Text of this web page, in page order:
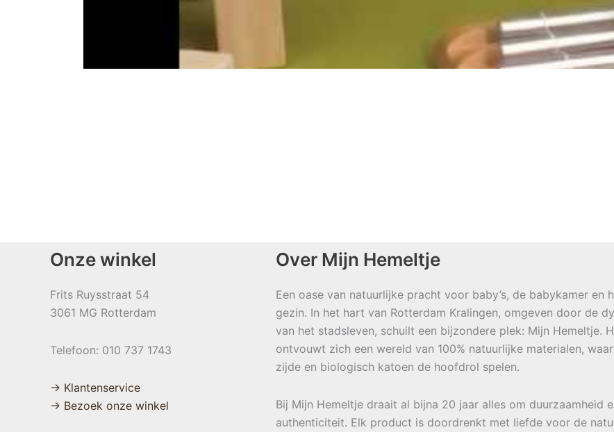
Onze winkel
Frits Ruysstraat 54
3061 MG Rotterdam
Telefoon: 010 737 1743
→ Klantenservice
→ Bezoek onze winkel
Over Mijn Hemeltje
Een oase van natuurlijke pracht voor baby’s, de babykamer en
gezin. In het hart van Rotterdam Kralingen, omgeven door de
van het stadsleven, schuilt een bijzondere plek: Mijn Hemeltje.
ontvouwt zich een wereld van 100% natuurlijke materialen,
zijde en biologisch katoen de hoofdrol spelen.
Bij Mijn Hemeltje draait al bijna 20 jaar alles om duurzaamheid
authenticiteit. Elk product is doordrenkt met liefde voor de